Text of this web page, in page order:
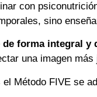
con
sino
forma integral y
una imagen
Método FIVE se